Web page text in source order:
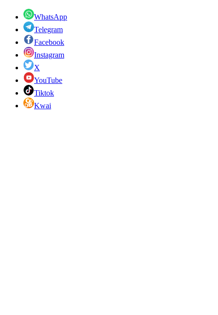
WhatsApp
Telegram
Facebook
Instagram
X
YouTube
Tiktok
Kwai